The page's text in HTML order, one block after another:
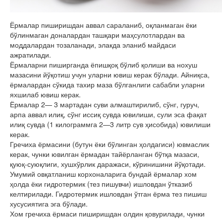
Ёрмалар пиширишдан аввал сараланиб, оқланмаган ёки
бўлинмаган доналардан ташқари маҳсулотлардан ва
моддалардан тозаланади, элакда эланиб майдаси
ажратилади.
Ёрмаларни пиширганда ёпишқоқ бўлиб қолиши ва нохуш
мазасини йўқотиш учун уларни ювиш керак бўлади. Айниқса,
ёрмалардан сўкида тахир маза бўлганлиги сабабли уларни
яхшилаб ювиш керак.
Ёрмалар 2— 3 мартадан суви алмаштирилиб, сўнг, гуруч,
арпа аввал илиқ, сўнг иссиқ сувда ювилиши, сули эса фақат
илиқ сувда (1 килограммга 2—3 литр сув ҳисобида) ювилиши
керак.
Гречиха ёрмасини (бутун ёки бўлинган ҳолдагиси) ювмаслик
керак, чунки ювилган ёрмадан тайёрланган бўтқа мазаси,
қуюқ-суюқлиги, хушхўрлик даражаси, кўринишини йўқотади.
Умумий овқатланиш корхоналарига бундай ёрмалар хом
ҳолда ёки гидротермик (тез пишувчи) ишловдан ўтказиб
келтирилади. Гидротермик ишловдан ўтган ёрма тез пишиш
хусусиятига эга бўлади.
Хом гречиха ёрмаси пиширишдан олдин қовурилади, чунки